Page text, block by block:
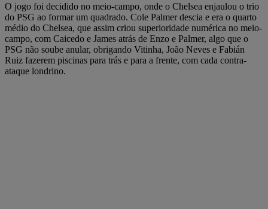
O jogo foi decidido no meio-campo, onde o Chelsea enjaulou o trio
do PSG ao formar um quadrado. Cole Palmer descia e era o quarto
médio do Chelsea, que assim criou superioridade numérica no meio-
campo, com Caicedo e James atrás de Enzo e Palmer, algo que o
PSG não soube anular, obrigando Vitinha, João Neves e Fabián
Ruiz fazerem piscinas para trás e para a frente, com cada contra-
ataque londrino.